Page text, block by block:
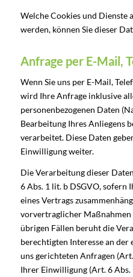
Welche Cookies und Dienste
werden, können Sie dieser
Anfrage per E-Mail,
Wenn Sie uns per E-Mail,
wird Ihre Anfrage inklusive
personenbezogenen Daten
Bearbeitung Ihres Anliegens
verarbeitet. Diese Daten
Einwilligung weiter.
Die Verarbeitung dieser
6 Abs. 1 lit. b DSGVO,
eines Vertrags
vorvertraglicher
übrigen Fällen beruht die
berechtigten Interesse an
uns gerichteten Anfragen
Ihrer Einwilligung (Art. 6 Abs.